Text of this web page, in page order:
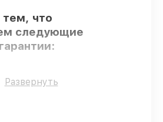
что
следующие
оригинальных
Развернуть